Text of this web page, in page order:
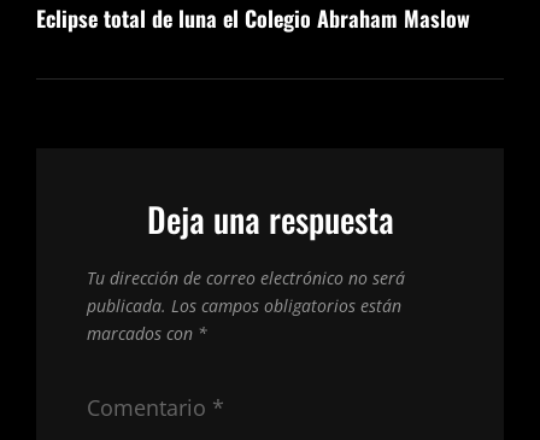
Eclipse total de luna el Colegio Abraham Maslow
Deja una respuesta
Tu dirección de correo electrónico no será
publicada. Los campos obligatorios están
marcados con *
Comentario *